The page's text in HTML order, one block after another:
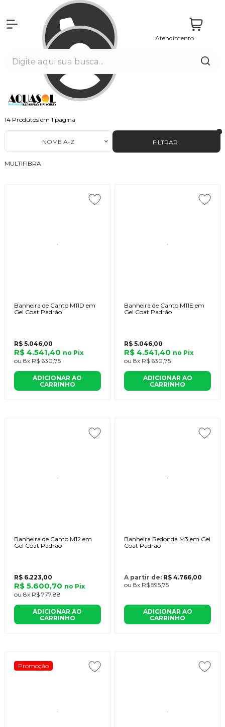
Atendimento
14 Produtos em 1 página
FILTRAR
NOME A-Z
MULTIFIBRA
Banheira de Canto M11D em
Gel Coat Padrão
R$ 5.046,00
R$ 4.541,40 no Pix
ou 8x R$ 630,75
ADICIONAR AO
CARRINHO
Banheira de Canto M11E em
Gel Coat Padrão
R$ 5.046,00
R$ 4.541,40 no Pix
ou 8x R$ 630,75
ADICIONAR AO
CARRINHO
Banheira de Canto M12 em
Gel Coat Padrão
R$ 6.223,00
R$ 5.600,70 no Pix
ou 8x R$ 777,88
ADICIONAR AO
CARRINHO
Banheira Redonda M3 em Gel
Coat Padrão
A partir de: R$ 4.766,00
ou 8x R$ 595,75
ADICIONAR AO
CARRINHO
Promoção